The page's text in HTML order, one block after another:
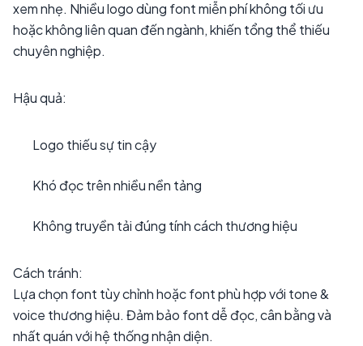
xem nhẹ. Nhiều logo dùng font miễn phí không tối ưu
hoặc không liên quan đến ngành, khiến tổng thể thiếu
chuyên nghiệp.
Hậu quả:
Logo thiếu sự tin cậy
Khó đọc trên nhiều nền tảng
Không truyền tải đúng tính cách thương hiệu
Cách tránh:
Lựa chọn font tùy chỉnh hoặc font phù hợp với tone &
voice thương hiệu. Đảm bảo font dễ đọc, cân bằng và
nhất quán với hệ thống nhận diện.